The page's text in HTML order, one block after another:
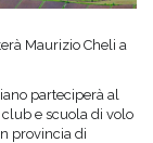
Maurizio Cheli a
parteciperà al
club e scuola di volo
provincia di